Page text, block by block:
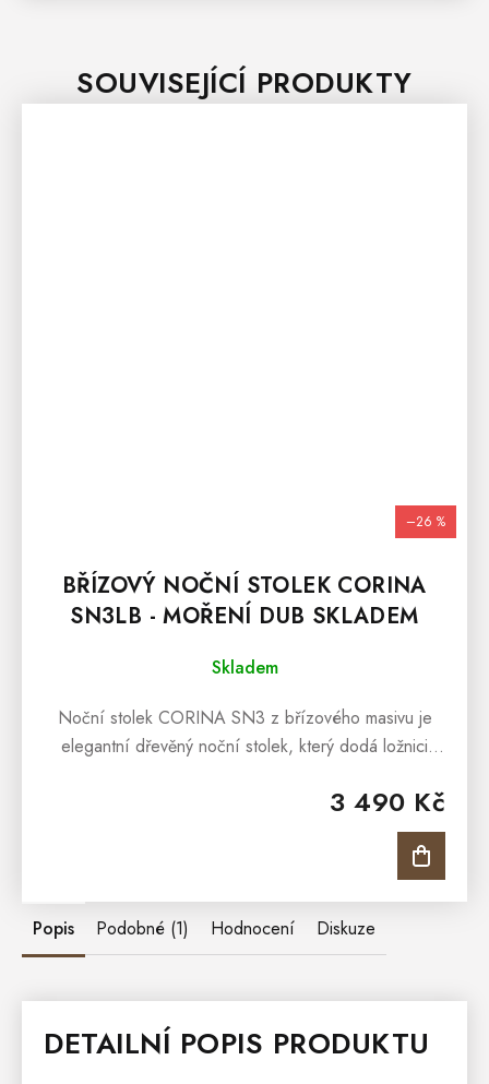
SOUVISEJÍCÍ PRODUKTY
–26 %
BŘÍZOVÝ NOČNÍ STOLEK CORINA
SN3LB - MOŘENÍ DUB SKLADEM
Skladem
3 490 Kč
Noční stolek CORINA SN3 z břízového masivu je
elegantní dřevěný noční stolek, který dodá ložnici
kvalitního masivního březového...
Popis Podobné (1) Hodnocení Diskuze
DETAILNÍ POPIS PRODUKTU